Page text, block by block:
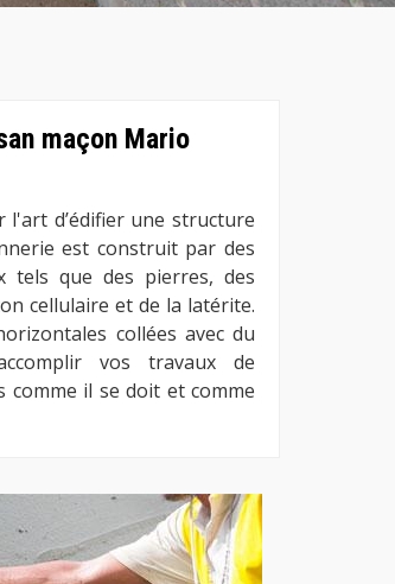
maçon Mario
d’édifier une structure
est construit par des
tels que des pierres, des
cellulaire et de la latérite.
collées avec du
vos travaux de
comme il se doit et comme